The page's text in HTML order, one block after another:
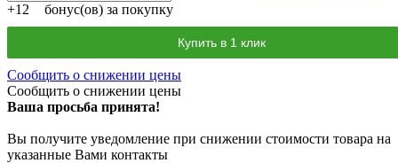
+12 бонус(ов) за покупку
Купить в 1 клик
Сообщить о снижении цены
Сообщить о снижении цены
Ваша просьба принята!
Вы получите уведомление при снижении стоимости товара на
указанные Вами контакты